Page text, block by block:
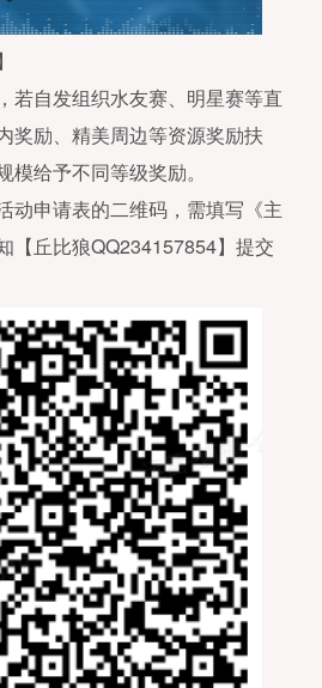
若自发组织水友赛、明星赛等直
奖励、精美周边等资源奖励扶
给予不同等级奖励。
动申请表的二维码，需填写《主
【丘比狼QQ234157854】提交